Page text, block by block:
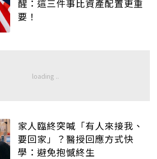
醒：這三件事比資產配置更重
要！
家人臨終突喊「有人來接我、
要回家」？醫授回應方式快
學：避免抱憾終生